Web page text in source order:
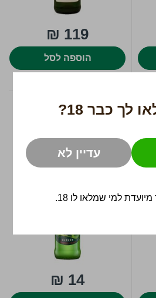
לך כבר 18?
עדיין לא
למי שמלאו לו 18.
119 ₪
הוספה לסל
סיידר תאצ'רס - הייז
500ml
14 ₪